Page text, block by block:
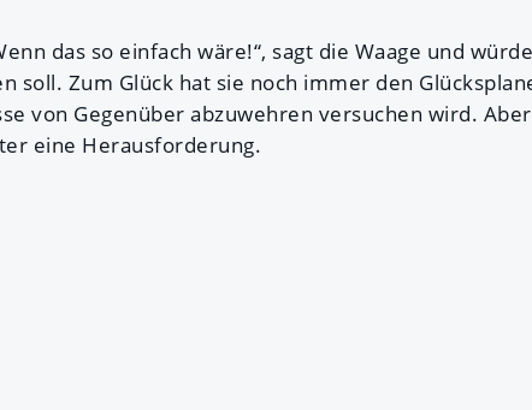
das so einfach wäre!“, sagt die Waage und
soll. Zum Glück hat sie noch immer den
von Gegenüber abzuwehren versuchen wird.
eine Herausforderung.